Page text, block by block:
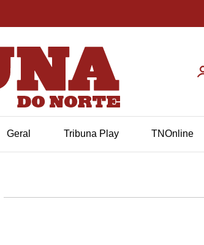
Geral Tribuna Play TNOnline